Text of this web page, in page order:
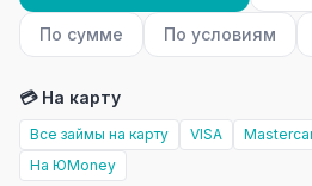
По сумме По условиям
💳 На карту
Все займы на карту VISA
На ЮMoney